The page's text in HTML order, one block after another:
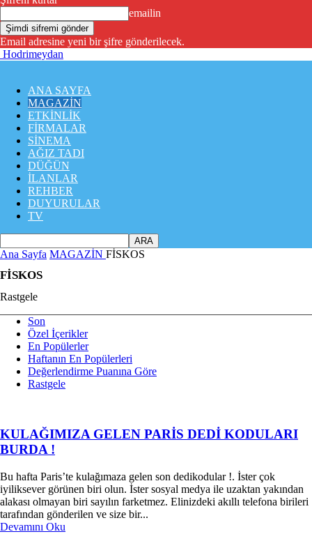
emailin
Email adresine yeni bir şifre gönderilecek.
Hodrimeydan
ANA SAYFA
MAGAZİN
ETKİNLİK
FİRMALAR
SİNEMA
AĞIZ TADI
DÜĞÜN
İLANLAR
REHBER
DUYURULAR
TV
Ana Sayfa MAGAZİN FİSKOS
FİSKOS
Rastgele
Son
Özel İçerikler
En Popülerler
Haftanın En Popülerleri
Değerlendirme Puanına Göre
Rastgele
KULAĞIMIZA GELEN PARİS DEDİ KODULARI
BURDA !
Bu hafta Paris’te kulağımaza gelen son dedikodular !. İster çok
iyiliksever görünen biri olun. İster sosyal medya ile uzaktan yakından
alakası olmayan biri sayılın farketmez. Elinizdeki akıllı telefona birileri
tarafından gönderilen ve size bir...
Devamını Oku